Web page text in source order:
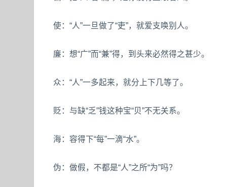
使：“人”一旦做了“吏”，就爱支唤别人。
廉：想“广”而“兼”得，到头来必然得之甚少。
众：“人”一多起来，就分上下几等了。
贬：与缺“乏”钱这种宝“贝”不无关系。
海：容得下“每”一滴“水”。
伪：做假，不都是“人”之所“为”吗？